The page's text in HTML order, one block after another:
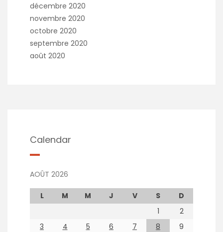
décembre 2020
novembre 2020
octobre 2020
septembre 2020
août 2020
Calendar
AOÛT 2026
L M M J V S
D
1
2
3
4 5 6 7 8
9